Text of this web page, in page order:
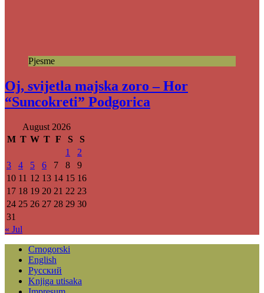
Pjesme
Oj, svijetla majska zoro – Hor
“Suncokreti” Podgorica
August 2026
M T W T F S
S
1
2
3
4 5 6 7 8
9
10 11 12 13 14 15 16
17 18 19 20 21 22 23
24 25 26 27 28 29 30
31
« Jul
Crnogorski
English
Русский
Knjiga utisaka